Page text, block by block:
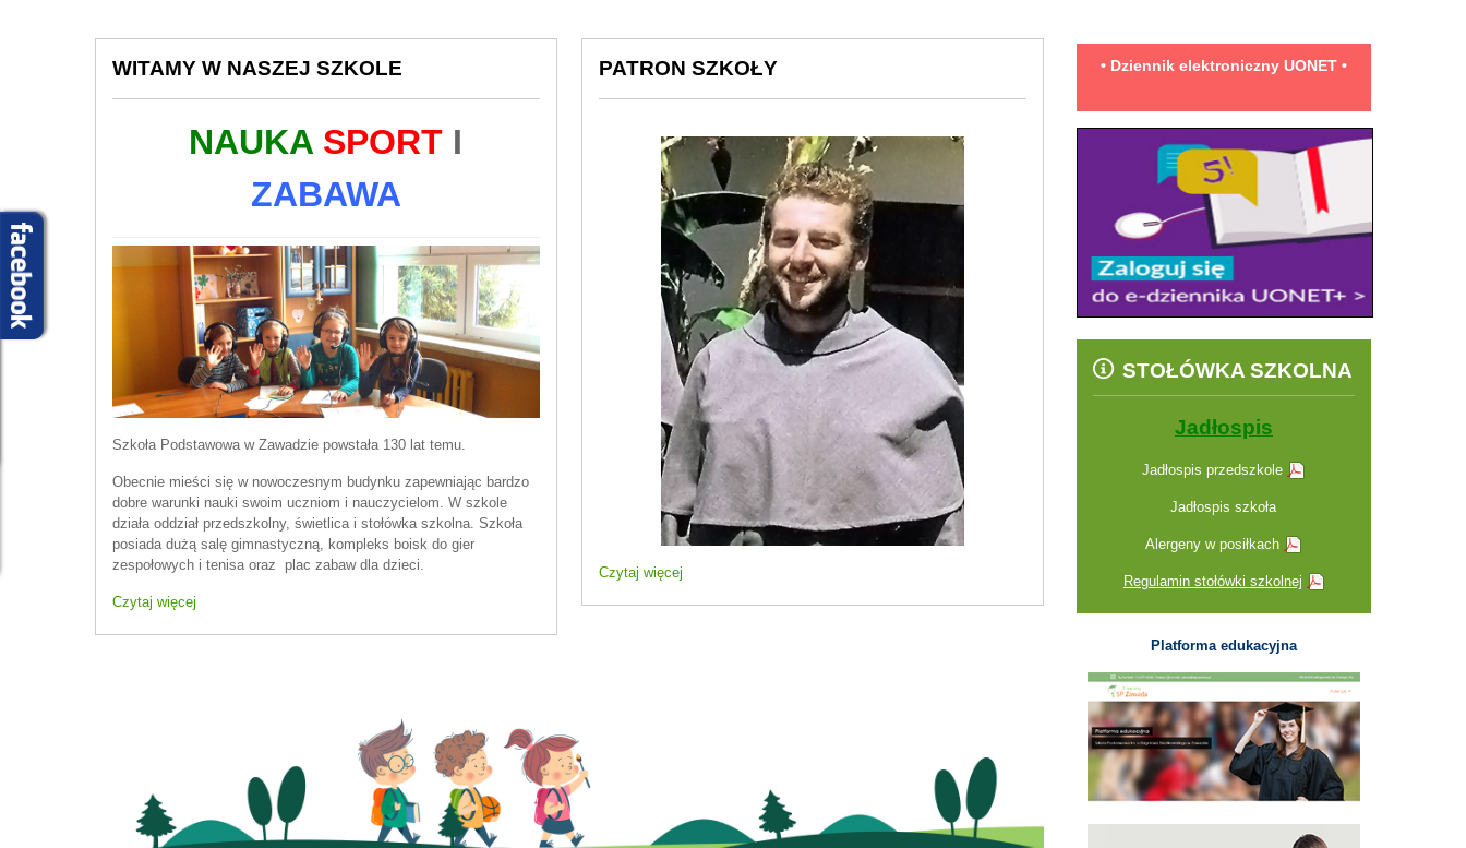
WITAMY W NASZEJ SZKOLE
NAUKA SPORT I
ZABAWA
Szkoła Podstawowa w Zawadzie powstała 130 lat temu.
Obecnie mieści się w nowoczesnym budynku zapewniając bardzo
dobre warunki nauki swoim uczniom i nauczycielom. W szkole
działa oddział przedszkolny, świetlica i stołówka szkolna. Szkoła
posiada dużą salę gimnastyczną, kompleks boisk do gier
zespołowych i tenisa oraz plac zabaw dla dzieci.
Czytaj więcej
PATRON SZKOŁY
Czytaj więcej
• Dziennik elektroniczny UONET •
STOŁÓWKA SZKOLNA
Jadłospis
Jadłospis przedszkole
Jadłospis szkoła
Alergeny w posiłkach
Regulamin stołówki szkolnej
Platforma edukacyjna